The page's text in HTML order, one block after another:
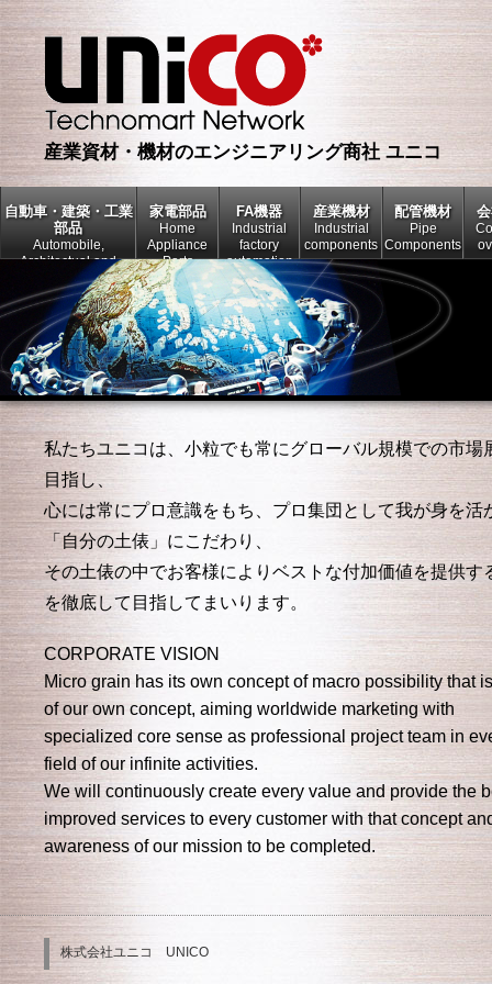
産業資材・機材のエンジニアリング商社 ユニコ
自動車・建築・工業
部品
Automobile,
Architectual and
Industrial Parts
家電部品
Home
Appliance
Parts
FA機器
Industrial
factory
automation
産業機材
Industrial
components
配管機材
Pipe
Components
私たちユニコは、小粒でも常にグローバル規模での市場
目指し、
心には常にプロ意識をもち、プロ集団として我が身を活
「自分の土俵」にこだわり、
その土俵の中でお客様によりベストな付加価値を提供す
を徹底して目指してまいります。
CORPORATE VISION
Micro grain has its own concept of macro possibility that
of our own concept, aiming worldwide marketing with
specialized core sense as professional project team in
field of our infinite activities.
We will continuously create every value and provide the
improved services to every customer with that concept
awareness of our mission to be completed.
株式会社ユニコ UNICO